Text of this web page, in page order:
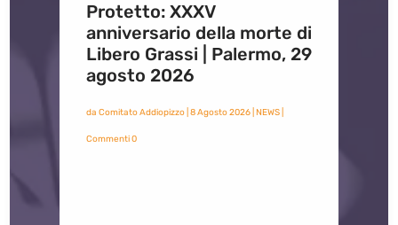
Protetto: XXXV
anniversario della morte di
Libero Grassi | Palermo, 29
agosto 2026
da Comitato Addiopizzo| 8 Agosto 2026| NEWS|
Commenti 0